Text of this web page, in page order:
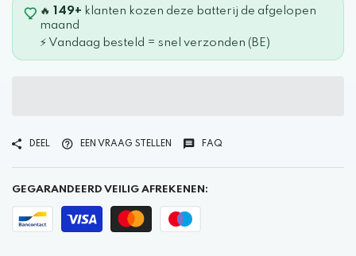
🔥 149+ klanten kozen deze batterij de afgelopen
maand
⚡ Vandaag besteld = snel verzonden (BE)
DEEL EEN VRAAG STELLEN FAQ
GEGARANDEERD VEILIG AFREKENEN: